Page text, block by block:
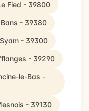
Fied - 39800
- 39380
- 39300
- 39290
le-Bas -
- 39130